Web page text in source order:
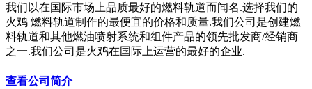
我们以在国际市场上品质最好的燃料轨道而闻名.选择我们的
火鸡 燃料轨道制作的最便宜的价格和质量.我们公司是创建燃
料轨道和其他燃油喷射系统和组件产品的领先批发商/经销商
之一.我们公司是火鸡在国际上运营的最好的企业.
查看公司简介